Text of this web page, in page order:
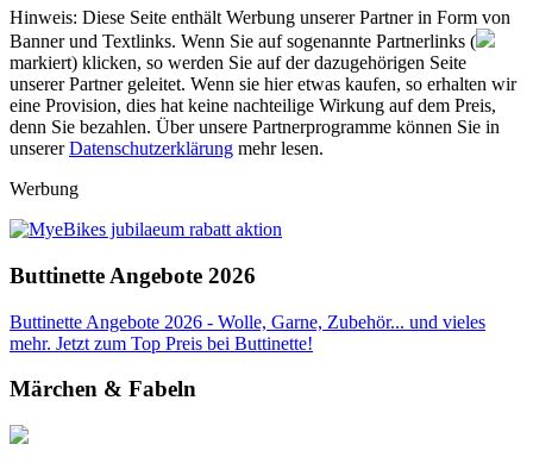
Hinweis: Diese Seite enthält Werbung unserer Partner in Form von
Banner und Textlinks. Wenn Sie auf sogenannte Partnerlinks (
markiert) klicken, so werden Sie auf der dazugehörigen Seite
unserer Partner geleitet. Wenn sie hier etwas kaufen, so erhalten wir
eine Provision, dies hat keine nachteilige Wirkung auf dem Preis,
denn Sie bezahlen. Über unsere Partnerprogramme können Sie in
unsererDatenschutzerklärung mehr lesen.
Werbung
Buttinette Angebote 2026
Buttinette Angebote 2026 - Wolle, Garne, Zubehör... und vieles
mehr. Jetzt zum Top Preis bei Buttinette!
Märchen & Fabeln